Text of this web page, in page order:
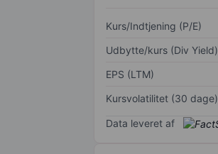
Kurs/Indtjening (P/E)
Udbytte/kurs (Div Yield)
EPS (LTM)
Kursvolatilitet (30 dage)
Data leveret af